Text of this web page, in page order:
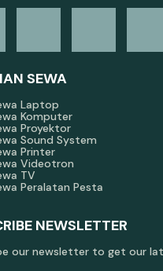
SEWA
Laptop
Komputer
Proyektor
Sound System
Printer
Videotron
TV
Peralatan Pesta
NEWSLETTER
our newsletter to get our